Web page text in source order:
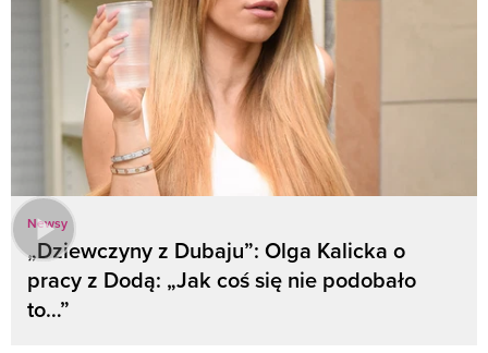
Newsy
„Dziewczyny z Dubaju”: Olga Kalicka o
pracy z Dodą: „Jak coś się nie podobało
to…”